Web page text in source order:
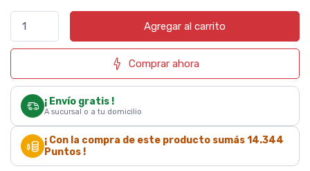
Agregar al carrito
Comprar ahora
¡ Envío gratis !
A sucursal o a tu domicilio
¡ Con la compra de este producto sumás14.344
Puntos !